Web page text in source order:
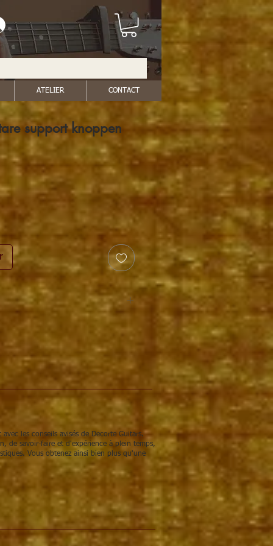
ATELIER CONTACT
support knoppen
bussen/revetten.
les conseils avisés de Decorte Guitars.
de savoir-faire et d'expérience à plein temps,
Vous obtenez ainsi bien plus qu'une